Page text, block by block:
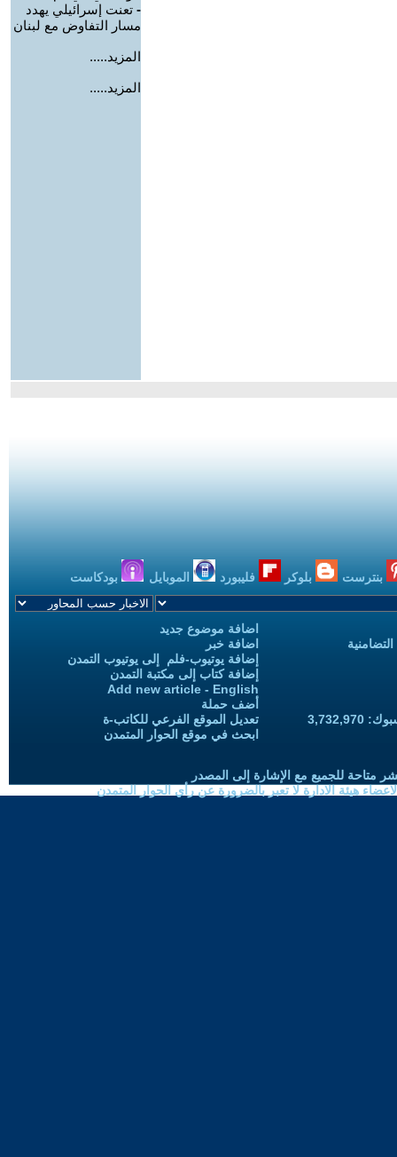
- تعنت إسرائيلي يهدد
مسار التفاوض مع لبنان
المزيد.....
المزيد.....
بنترست بلوكر فليبورد الموبايل بودكاست
اضافة موضوع جديد
اضافة خبر
إضافة يوتيوب-فلم إلى يوتيوب التمدن
إضافة كتاب إلى مكتبة التمدن
Add new article - English
أضف حملة
تعديل الموقع الفرعي للكاتب-ة
ابحث في موقع الحوار المتمدن
متاحة للجميع مع الإشارة إلى المصدر
هيئة الادارة لا تعبر بالضرورة عن رأي الحوار المتمدن